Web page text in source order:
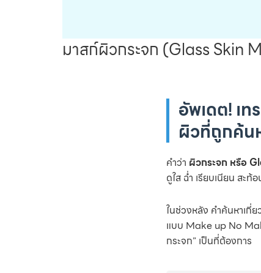
มาสก์ผิวกระจก (Glass Skin
อัพเดต! เท
ผิวที่ถูกค้น
คำว่า ผิวกระจก หรือ
ดูใส ฉ่ำ เรียบเนียน สะท้
ในช่วงหลัง คำค้นหาเกี่
แบบ Make up No
กระจก” เป็นที่ต้องการ